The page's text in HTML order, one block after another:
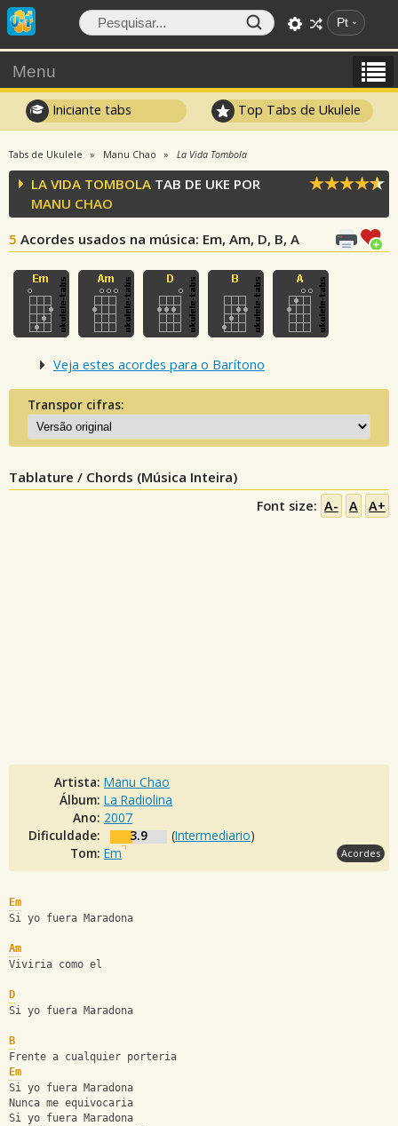
Pt
Menu
Iniciante tabs Top Tabs de Ukulele
Tabs de Ukulele Manu Chao La Vida Tombola
LA VIDA TOMBOLA TAB DE UKE POR
MANU CHAO
5 Acordes usados na música: Em, Am, D, B, A
Veja estes acordes para o Barítono
Transpor cifras:
Tablature / Chords (Música Inteira)
Font size: A- A A+
Artista: Manu Chao
Álbum: La Radiolina
Ano: 2007
Dificuldade:
3.9 (Intermediario)
Tom: Em Acordes
Em
Si yo fuera Maradona
Am
Viviria como el
D
Si yo fuera Maradona
B
Frente a cualquier porteria
Em
Si yo fuera Maradona
Nunca me equivocaria
Si yo fuera Maradona